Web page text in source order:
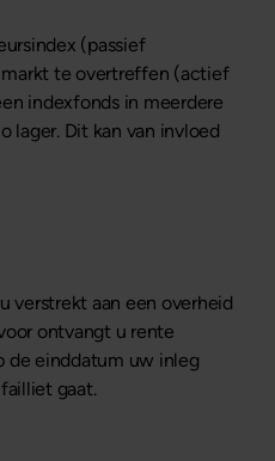
(passief
te overtreffen (actief
indexfonds in meerdere
lager. Dit kan van invloed
verstrekt aan een overheid
ontvangt u rente
de einddatum uw inleg
gaat.